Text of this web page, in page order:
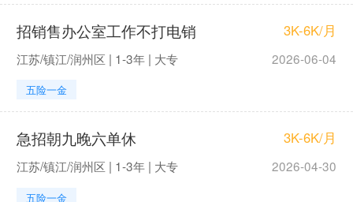
招销售办公室工作不打电销 3K-6K/月
江苏/镇江/润州区 | 1-3年 | 大专 2026-06-04
五险一金
急招朝九晚六单休 3K-6K/月
江苏/镇江/润州区 | 1-3年 | 大专 2026-04-30
五险一金